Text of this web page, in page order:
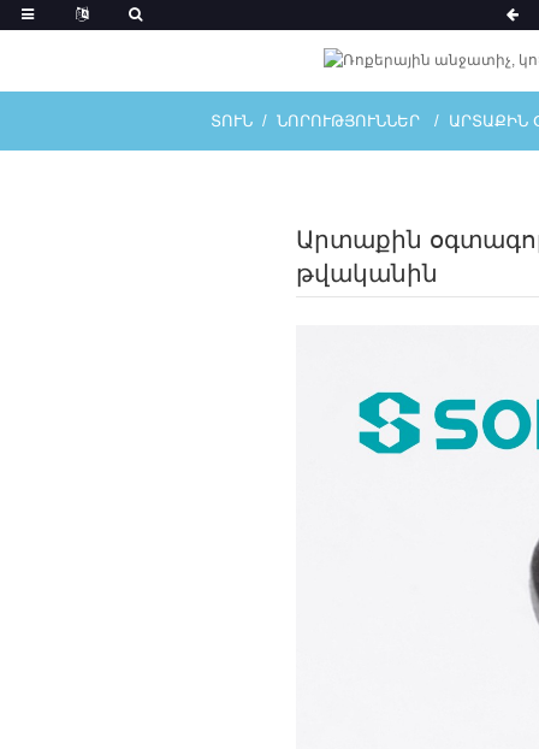
ՏՈՒՆ ՆՈՐՈՒԹՅՈՒՆՆԵՐ ԱՐՏԱՔԻՆ
Արտաքին
թվականին